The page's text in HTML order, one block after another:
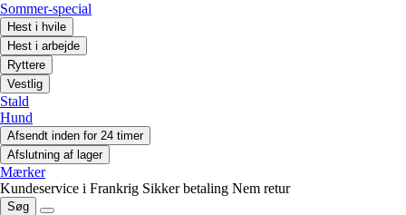
Sommer-special
Hest i hvile
Hest i arbejde
Ryttere
Vestlig
Stald
Hund
Afsendt inden for 24 timer
Afslutning af lager
Mærker
Kundeservice i Frankrig Sikker betaling Nem retur
Søg